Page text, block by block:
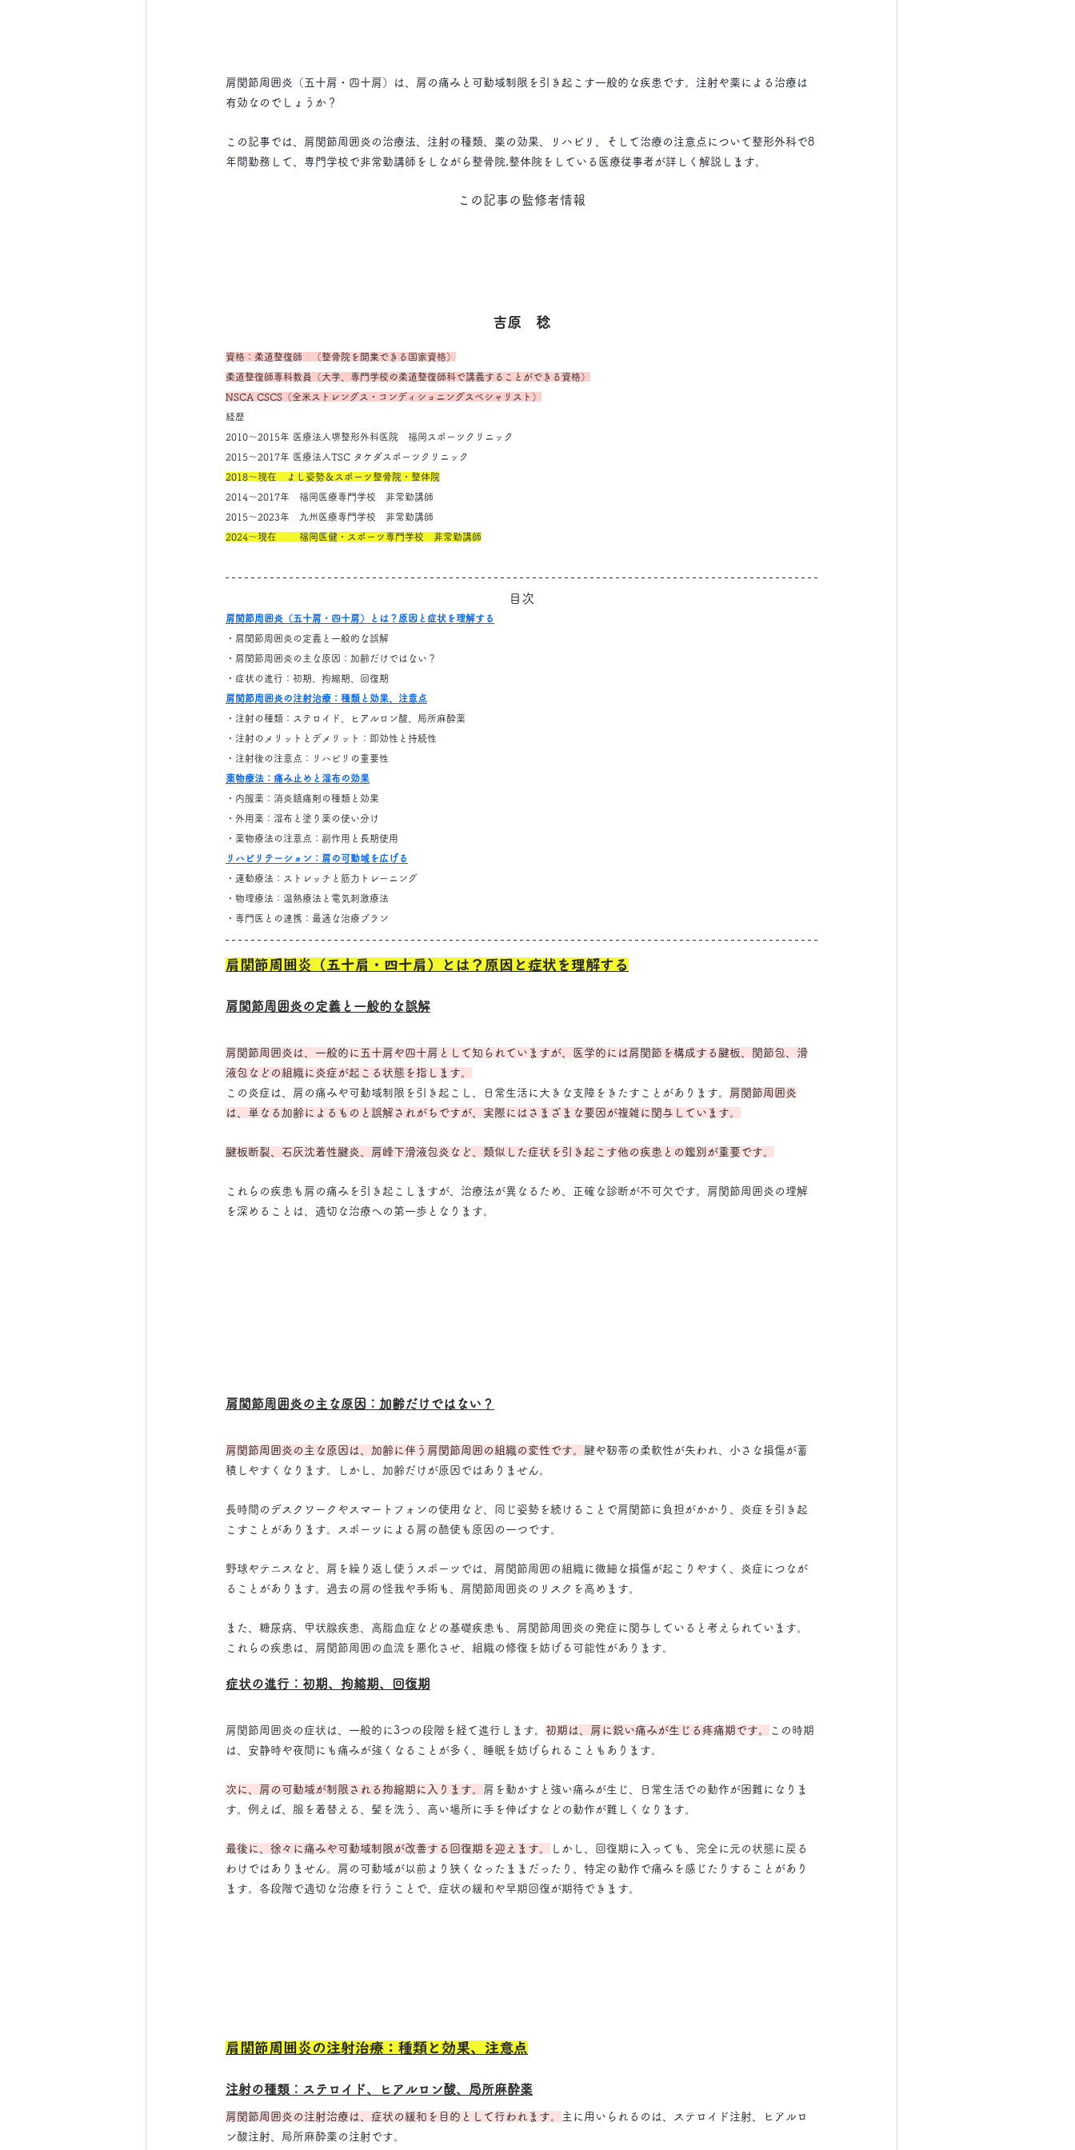
肩関節周囲炎（五十肩・四十肩）は、肩の痛みと可動域制限を引き起こす一般的な疾患です。注射や薬による治療は
有効なのでしょうか？
この記事では、肩関節周囲炎の治療法、注射の種類、薬の効果、リハビリ、そして治療の注意点について整形外科で8
年間勤務して、専門学校で非常勤講師をしながら整骨院,整体院をしている医療従事者が詳しく解説します。
この記事の監修者情報
吉原　稔
資格：柔道整復師　（整骨院を開業できる国家資格）
柔道整復師専科教員（大学、専門学校の柔道整復師科で講義することができる資格）
NSCA CSCS（全米ストレングス・コンディショニングスペシャリスト）
経歴
2010～2015年 医療法人堺整形外科医院　福岡スポーツクリニック
2015～2017年 医療法人TSC タケダスポーツクリニック
2018～現在　よし姿勢＆スポーツ整骨院・整体院
2014～2017年　福岡医療専門学校　非常勤講師
2015～2023年　九州医療専門学校　非常勤講師
2024～現在　　 福岡医健・スポーツ専門学校　非常勤講師
目次
肩関節周囲炎（五十肩・四十肩）とは？原因と症状を理解する
・肩関節周囲炎の定義と一般的な誤解
・肩関節周囲炎の主な原因：加齢だけではない？
・症状の進行：初期、拘縮期、回復期
肩関節周囲炎の注射治療：種類と効果、注意点
・注射の種類：ステロイド、ヒアルロン酸、局所麻酔薬
・注射のメリットとデメリット：即効性と持続性
・注射後の注意点：リハビリの重要性
薬物療法：痛み止めと湿布の効果
・内服薬：消炎鎮痛剤の種類と効果
・外用薬：湿布と塗り薬の使い分け
・薬物療法の注意点：副作用と長期使用
リハビリテーション：肩の可動域を広げる
・運動療法：ストレッチと筋力トレーニング
・物理療法：温熱療法と電気刺激療法
・専門医との連携：最適な治療プラン
肩関節周囲炎（五十肩・四十肩）とは？原因と症状を理解する
肩関節周囲炎の定義と一般的な誤解
肩関節周囲炎は、一般的に五十肩や四十肩として知られていますが、医学的には肩関節を構成する腱板、関節包、滑
液包などの組織に炎症が起こる状態を指します。
この炎症は、肩の痛みや可動域制限を引き起こし、日常生活に大きな支障をきたすことがあります。
肩関節周囲炎
は、単なる加齢によるものと誤解されがちですが、実際にはさまざまな要因が複雑に関与しています。
腱板断裂、石灰沈着性腱炎、肩峰下滑液包炎など、類似した症状を引き起こす他の疾患との鑑別が重要です。
これらの疾患も肩の痛みを引き起こしますが、治療法が異なるため、正確な診断が不可欠です。肩関節周囲炎の理解
を深めることは、適切な治療への第一歩となります。
肩関節周囲炎の主な原因：加齢だけではない？
肩関節周囲炎の主な原因は、加齢に伴う肩関節周囲の組織の変性です。 腱や靭帯の柔軟性が失われ、小さな損傷が蓄
積しやすくなります。しかし、加齢だけが原因ではありません。
長時間のデスクワークやスマートフォンの使用など、同じ姿勢を続けることで肩関節に負担がかかり、炎症を引き起
こすことがあります。スポーツによる肩の酷使も原因の一つです。
野球やテニスなど、肩を繰り返し使うスポーツでは、肩関節周囲の組織に微細な損傷が起こりやすく、炎症につなが
ることがあります。過去の肩の怪我や手術も、肩関節周囲炎のリスクを高めます。
また、糖尿病、甲状腺疾患、高脂血症などの基礎疾患も、肩関節周囲炎の発症に関与していると考えられています。
これらの疾患は、肩関節周囲の血流を悪化させ、組織の修復を妨げる可能性があります。
症状の進行：初期、拘縮期、回復期
肩関節周囲炎の症状は、一般的に3つの段階を経て進行します。 初期は、肩に鋭い痛みが生じる疼痛期です。
この時期
は、安静時や夜間にも痛みが強くなることが多く、睡眠を妨げられることもあります。
次に、肩の可動域が制限される拘縮期に入ります。 肩を動かすと強い痛みが生じ、日常生活での動作が困難になりま
す。例えば、服を着替える、髪を洗う、高い場所に手を伸ばすなどの動作が難しくなります。
最後に、徐々に痛みや可動域制限が改善する回復期を迎えます。
しかし、回復期に入っても、完全に元の状態に戻る
わけではありません。肩の可動域が以前より狭くなったままだったり、特定の動作で痛みを感じたりすることがあり
ます。各段階で適切な治療を行うことで、症状の緩和や早期回復が期待できます。
肩関節周囲炎の注射治療：種類と効果、注意点
注射の種類：ステロイド、ヒアルロン酸、局所麻酔薬
肩関節周囲炎の注射治療は、症状の緩和を目的として行われます。
主に用いられるのは、ステロイド注射、ヒアルロ
ン酸注射、局所麻酔薬の注射です。